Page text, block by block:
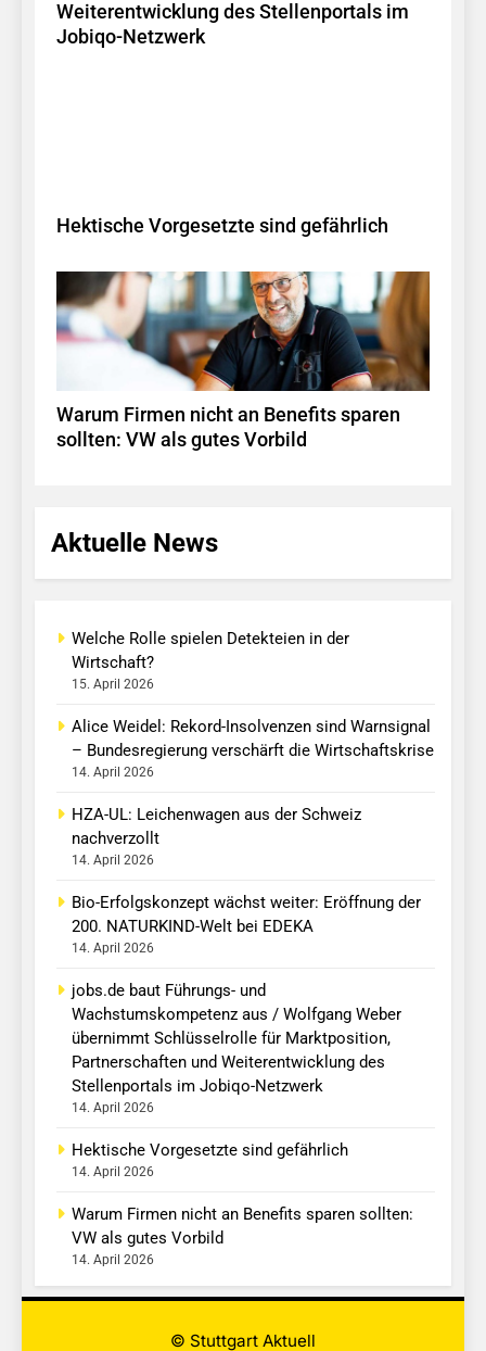
Weiterentwicklung des Stellenportals im
Jobiqo-Netzwerk
Hektische Vorgesetzte sind gefährlich
Warum Firmen nicht an Benefits sparen
sollten: VW als gutes Vorbild
Aktuelle News
Welche Rolle spielen Detekteien in der
Wirtschaft?
15. April 2026
Alice Weidel: Rekord-Insolvenzen sind Warnsignal
– Bundesregierung verschärft die Wirtschaftskrise
14. April 2026
HZA-UL: Leichenwagen aus der Schweiz
nachverzollt
14. April 2026
Bio-Erfolgskonzept wächst weiter: Eröffnung der
200. NATURKIND-Welt bei EDEKA
14. April 2026
jobs.de baut Führungs- und
Wachstumskompetenz aus / Wolfgang Weber
übernimmt Schlüsselrolle für Marktposition,
Partnerschaften und Weiterentwicklung des
Stellenportals im Jobiqo-Netzwerk
14. April 2026
Hektische Vorgesetzte sind gefährlich
14. April 2026
Warum Firmen nicht an Benefits sparen sollten:
VW als gutes Vorbild
14. April 2026
© Stuttgart Aktuell